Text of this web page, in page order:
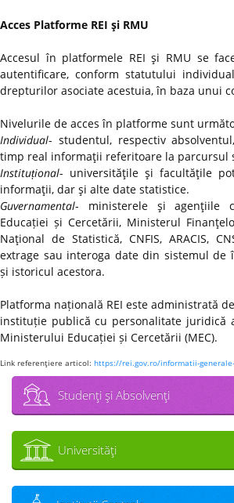
Acces Platforme REI şi RMU
Accesul în platformele REI şi RMU se
autentificare, conform statutului
drepturilor asociate acestuia, în baza unui
Nivelurile de acces în platforme sunt
Individual- studentul, respectiv
timp real informaţii referitoare la parcursul
Instituțional- universităţile şi facultăţile
informaţii, dar şi alte date statistice.
Guvernamental- ministerele şi agenţiile
Educației și Cercetării, Ministerul
Naţional de Statistică, CNFIS, ARACIS,
extrage sau interoga date din sistemul de
și istoricul acestora.
Platforma națională REI este administrată de
instituție publică cu personalitate juridică
Ministerului Educației și Cercetării (MEC).
Link referenţiere articol: https://rei.gov.ro/informatii-
Studenţi şi Absolvenţi
Universităţi